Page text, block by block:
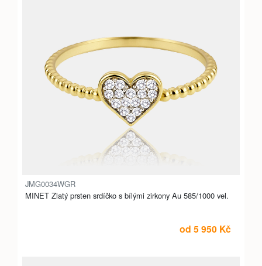
JMG0034WGR
MINET Zlatý prsten srdíčko s bílými zirkony Au 585/1000 vel.
od 5 950 Kč